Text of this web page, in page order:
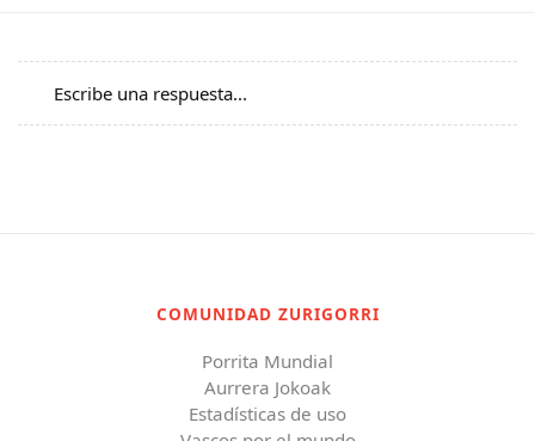
Escribe una respuesta...
COMUNIDAD ZURIGORRI
Porrita Mundial
Aurrera Jokoak
Estadísticas de uso